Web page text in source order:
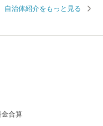
どころ」として知られてい
じめから11月上旬の降霜の
自治体紹介をもっと見る
金合算